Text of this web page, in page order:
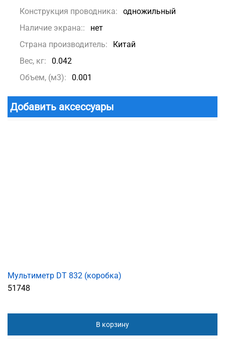
Конструкция проводника:
одножильный
Наличие экрана::
нет
Страна производитель:
Китай
Вес, кг:
0.042
Объем, (м3):
0.001
Добавить аксессуары
Мультиметр DT 832 (коробка)
51748
В корзину